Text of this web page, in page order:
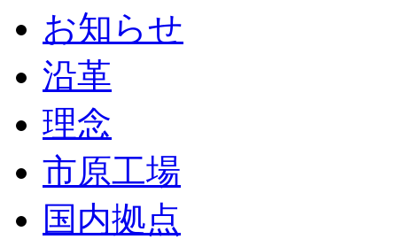
お知らせ
沿革
理念
市原工場
国内拠点